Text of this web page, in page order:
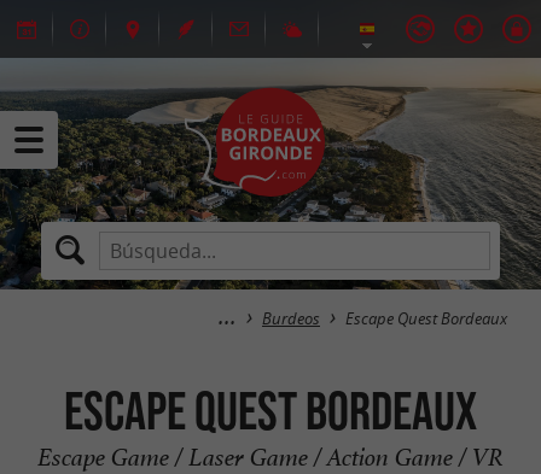
Burdeos Escape Quest Bordeaux
Escape Quest Bordeaux
Escape Game / Laser Game / Action Game / VR